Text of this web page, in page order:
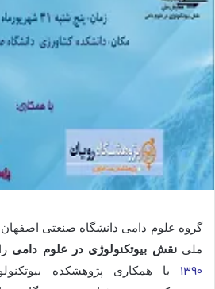
گروه علوم دامی دانشگاه صنعتی
ملینقش بیوتكنولوژی در علوم دامی
1390 با همكاری پژوهشكده